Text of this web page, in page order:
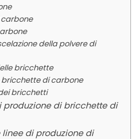
carbone
della polvere di
bricchette
bricchette di carbone
bricchetti
di bricchette di
di produzione di